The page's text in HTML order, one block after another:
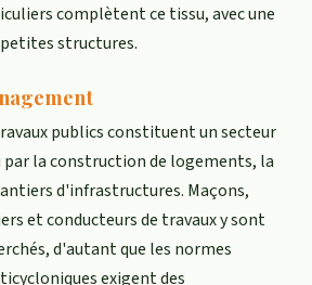
complètent ce tissu, avec une
structures.
publics constituent un secteur
par la construction de logements, la
d'infrastructures. Maçons,
et conducteurs de travaux y sont
d'autant que les normes
exigent des